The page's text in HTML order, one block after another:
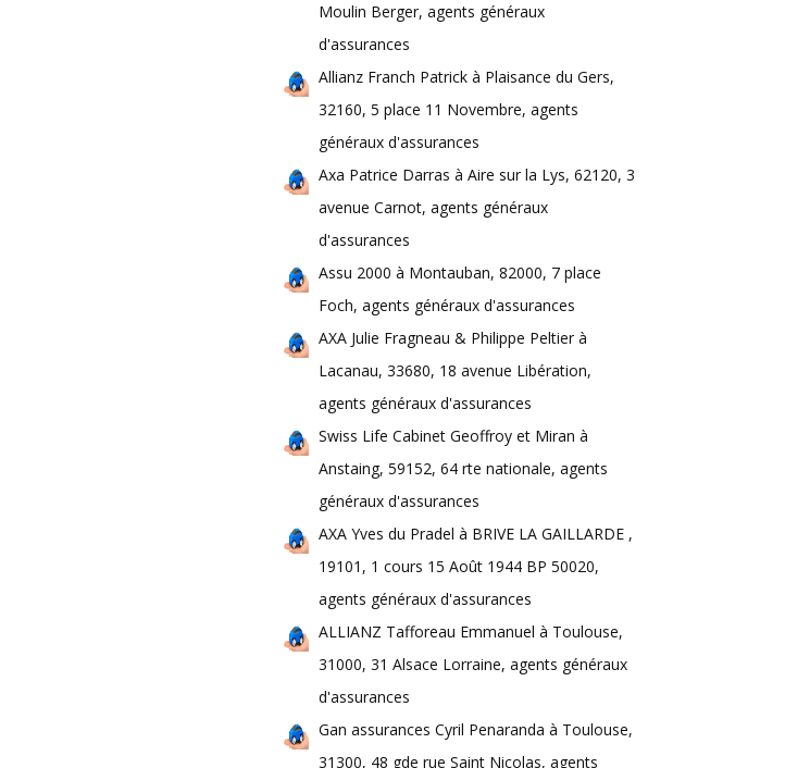
Moulin Berger, agents généraux
d'assurances
Allianz Franch Patrick à Plaisance du Gers,
32160, 5 place 11 Novembre, agents
généraux d'assurances
Axa Patrice Darras à Aire sur la Lys, 62120, 3
avenue Carnot, agents généraux
d'assurances
Assu 2000 à Montauban, 82000, 7 place
Foch, agents généraux d'assurances
AXA Julie Fragneau & Philippe Peltier à
Lacanau, 33680, 18 avenue Libération,
agents généraux d'assurances
Swiss Life Cabinet Geoffroy et Miran à
Anstaing, 59152, 64 rte nationale, agents
généraux d'assurances
AXA Yves du Pradel à BRIVE LA GAILLARDE ,
19101, 1 cours 15 Août 1944 BP 50020,
agents généraux d'assurances
ALLIANZ Tafforeau Emmanuel à Toulouse,
31000, 31 Alsace Lorraine, agents généraux
d'assurances
Gan assurances Cyril Penaranda à Toulouse,
31300, 48 gde rue Saint Nicolas, agents